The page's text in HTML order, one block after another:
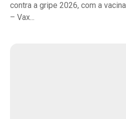
contra a gripe 2026, com a
– Vax...